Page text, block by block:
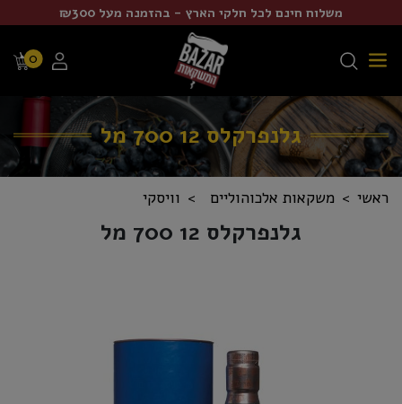
משלוח חינם לכל חלקי הארץ - בהזמנה מעל ₪300
0
גלנפרקלס 12 700 מל
ראשי משקאות אלכוהוליים וויסקי
גלנפרקלס 12 700 מל